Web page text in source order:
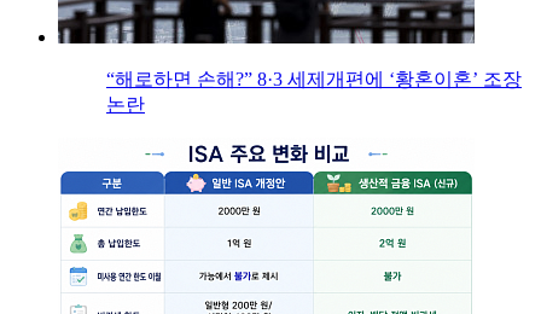
“해로하면 손해?” 8·3 세제개편에 ‘황혼이혼’ 조장
논란